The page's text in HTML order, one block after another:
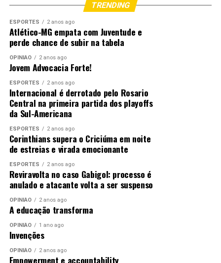
TRENDING
ESPORTES 2 anos ago
Atlético-MG empata com Juventude e
perde chance de subir na tabela
OPINIÃO 2 anos ago
Jovem Advocacia Forte!
ESPORTES 2 anos ago
Internacional é derrotado pelo Rosario
Central na primeira partida dos playoffs
da Sul-Americana
ESPORTES 2 anos ago
Corinthians supera o Criciúma em noite
de estreias e virada emocionante
ESPORTES 2 anos ago
Reviravolta no caso Gabigol: processo é
anulado e atacante volta a ser suspenso
OPINIÃO 2 anos ago
A educação transforma
OPINIÃO 1 ano ago
Invenções
OPINIÃO 2 anos ago
Empowerment e accountability